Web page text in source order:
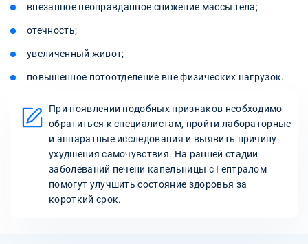
внезапное неоправданное снижение массы тела;
отечность;
увеличенный живот;
повышенное потоотделение вне физических нагрузок.
При появлении подобных признаков необходимо
обратиться к специалистам, пройти лабораторные
и аппаратные исследования и выявить причину
ухудшения самочувствия. На ранней стадии
заболеваний печени капельницы с Гептралом
помогут улучшить состояние здоровья за
короткий срок.